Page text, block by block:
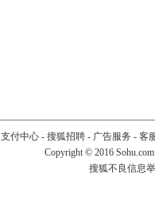
支付中心- 搜狐招聘- 广告服务 - 客
Copyright © 2016
搜狐不良信息